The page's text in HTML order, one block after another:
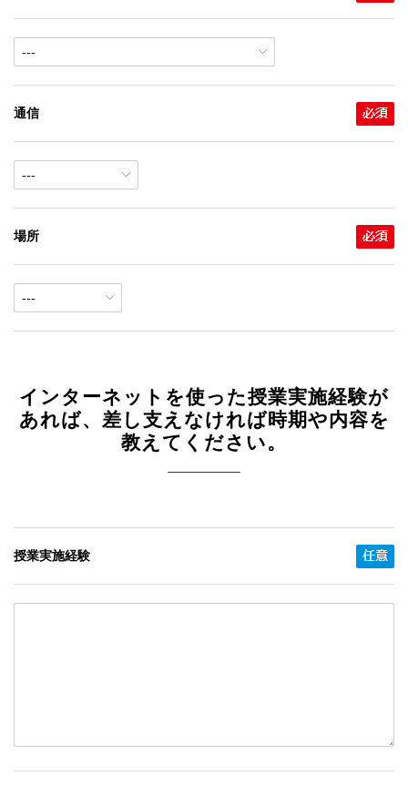
通信
場所
インターネットを使った授業実施経験が
あれば、差し支えなければ時期や内容を
教えてください。
授業実施経験